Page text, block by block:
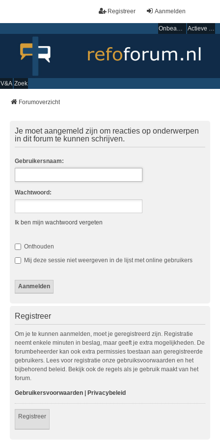
Aanmelden
Registreer
Onbeantwoorde onderwerpen Actieve onderwerpen
V&A Zoek
Forumoverzicht
Je moet aangemeld zijn om reacties op onderwerpen
in dit forum te kunnen schrijven.
Gebruikersnaam:
Wachtwoord:
Ik ben mijn wachtwoord vergeten
Onthouden
Mij deze sessie niet weergeven in de lijst met online gebruikers
Registreer
Om je te kunnen aanmelden, moet je geregistreerd zijn. Registratie
neemt enkele minuten in beslag, maar geeft je extra mogelijkheden. De
forumbeheerder kan ook extra permissies toestaan aan geregistreerde
gebruikers. Lees voor registratie onze gebruiksvoorwaarden en het
bijbehorend beleid. Bekijk ook de regels als je gebruik maakt van het
forum.
Gebruikersvoorwaarden | Privacybeleid
Registreer